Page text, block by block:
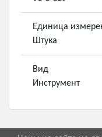
Единица
Штука
Вид
Инструмент